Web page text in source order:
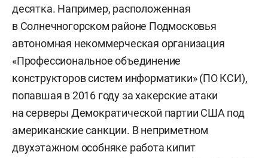
десятка. Например, расположенная
в Солнечногорском районе Подмосковья
автономная некоммерческая организация
«Профессиональное объединение
конструкторов систем информатики» (ПО КСИ),
попавшая в 2016 году за хакерские атаки
на серверы Демократической партии США под
американские санкции. В неприметном
двухэтажном особняке работа кипит